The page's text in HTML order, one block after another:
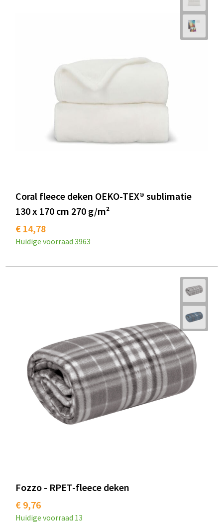
Coral fleece deken OEKO-TEX® sublimatie
130 x 170 cm 270 g/m²
€ 14,78
Huidige voorraad 3963
Fozzo - RPET-fleece deken
€ 9,76
Huidige voorraad 13